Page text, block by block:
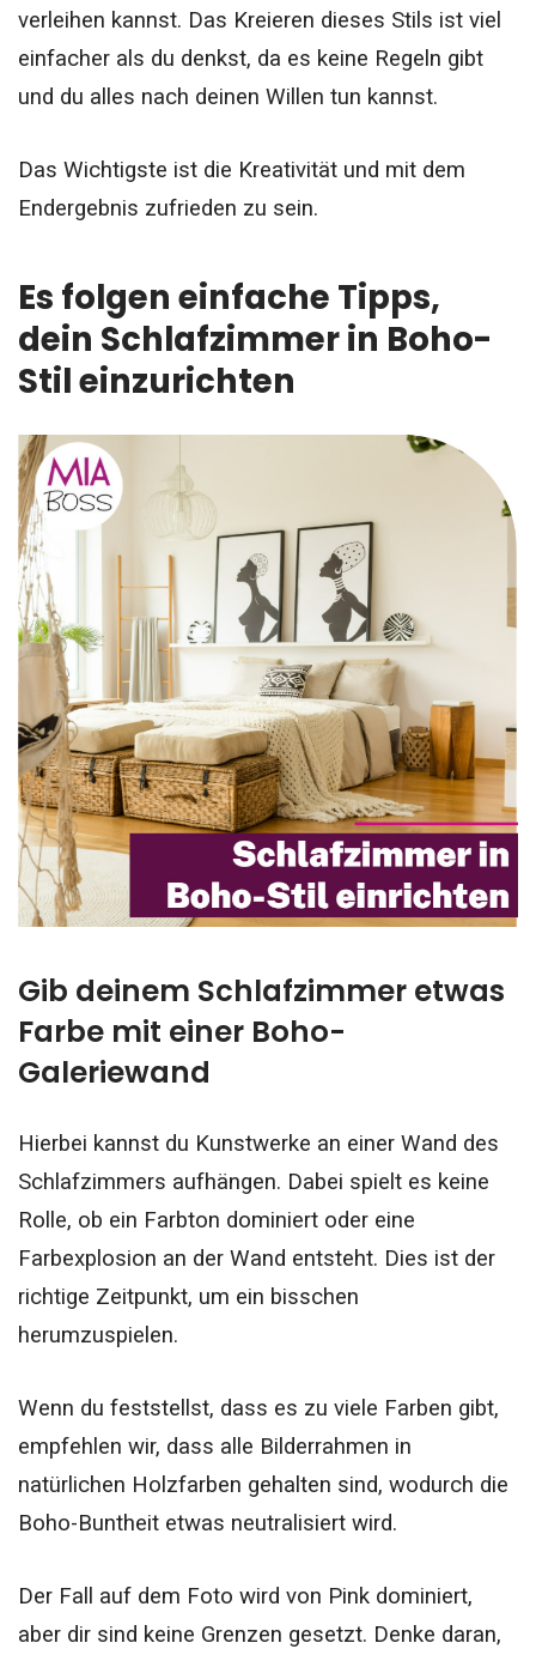
verleihen kannst. Das Kreieren dieses Stils ist viel
einfacher als du denkst, da es keine Regeln gibt
und du alles nach deinen Willen tun kannst.
Das Wichtigste ist die Kreativität und mit dem
Endergebnis zufrieden zu sein.
Es folgen einfache Tipps,
dein Schlafzimmer in Boho-
Stil einzurichten
Gib deinem Schlafzimmer etwas
Farbe mit einer Boho-
Galeriewand
Hierbei kannst du Kunstwerke an einer Wand des
Schlafzimmers aufhängen. Dabei spielt es keine
Rolle, ob ein Farbton dominiert oder eine
Farbexplosion an der Wand entsteht. Dies ist der
richtige Zeitpunkt, um ein bisschen
herumzuspielen.
Wenn du feststellst, dass es zu viele Farben gibt,
empfehlen wir, dass alle Bilderrahmen in
natürlichen Holzfarben gehalten sind, wodurch die
Boho-Buntheit etwas neutralisiert wird.
Der Fall auf dem Foto wird von Pink dominiert,
aber dir sind keine Grenzen gesetzt. Denke daran,